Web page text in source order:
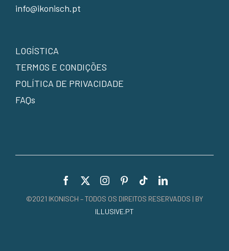
info@ikonisch.pt
LOGÍSTICA
TERMOS E CONDIÇÕES
POLÍTICA DE PRIVACIDADE
FAQs
©2021 IKONISCH – TODOS OS DIREITOS RESERVADOS | BY
ILLUSIVE.PT